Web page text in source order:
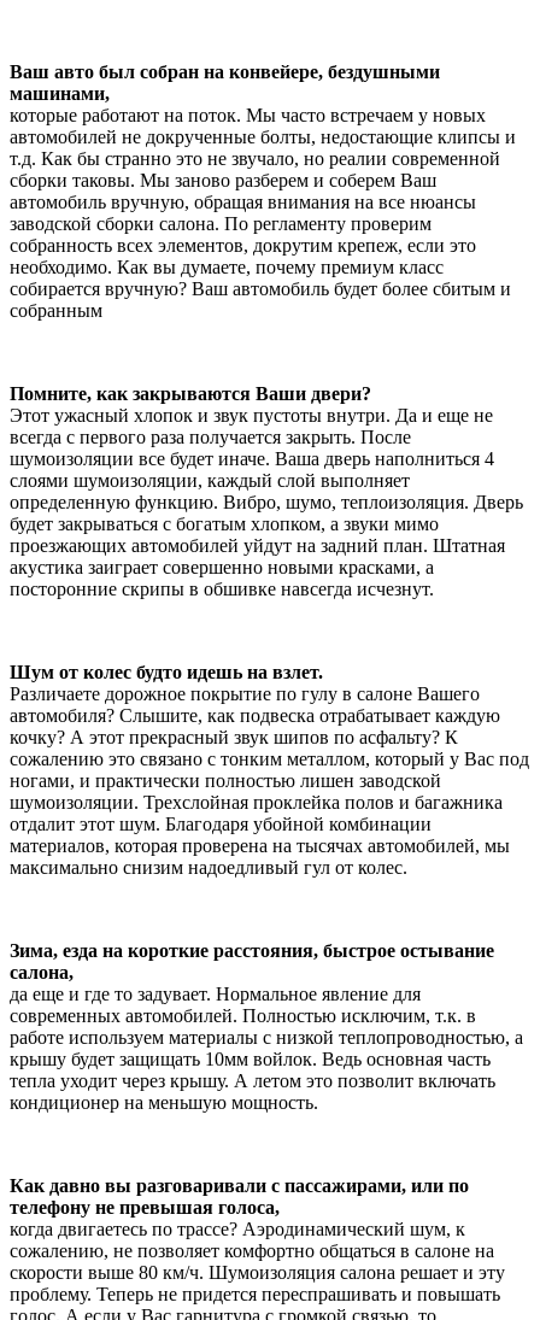
Ваш авто был собран на конвейере, бездушными
машинами,
которые работают на поток. Мы часто встречаем у новых
автомобилей не докрученные болты, недостающие клипсы и
т.д. Как бы странно это не звучало, но реалии современной
сборки таковы. Мы заново разберем и соберем Ваш
автомобиль вручную, обращая внимания на все нюансы
заводской сборки салона. По регламенту проверим
собранность всех элементов, докрутим крепеж, если это
необходимо. Как вы думаете, почему премиум класс
собирается вручную? Ваш автомобиль будет более сбитым и
собранным
Помните, как закрываются Ваши двери?
Этот ужасный хлопок и звук пустоты внутри. Да и еще не
всегда с первого раза получается закрыть. После
шумоизоляции все будет иначе. Ваша дверь наполниться 4
слоями шумоизоляции, каждый слой выполняет
определенную функцию. Вибро, шумо, теплоизоляция. Дверь
будет закрываться с богатым хлопком, а звуки мимо
проезжающих автомобилей уйдут на задний план. Штатная
акустика заиграет совершенно новыми красками, а
посторонние скрипы в обшивке навсегда исчезнут.
Шум от колес будто идешь на взлет.
Различаете дорожное покрытие по гулу в салоне Вашего
автомобиля? Слышите, как подвеска отрабатывает каждую
кочку? А этот прекрасный звук шипов по асфальту? К
сожалению это связано с тонким металлом, который у Вас под
ногами, и практически полностью лишен заводской
шумоизоляции. Трехслойная проклейка полов и багажника
отдалит этот шум. Благодаря убойной комбинации
материалов, которая проверена на тысячах автомобилей, мы
максимально снизим надоедливый гул от колес.
Зима, езда на короткие расстояния, быстрое остывание
салона,
да еще и где то задувает. Нормальное явление для
современных автомобилей. Полностью исключим, т.к. в
работе используем материалы с низкой теплопроводностью, а
крышу будет защищать 10мм войлок. Ведь основная часть
тепла уходит через крышу. А летом это позволит включать
кондиционер на меньшую мощность.
Как давно вы разговаривали с пассажирами, или по
телефону не превышая голоса,
когда двигаетесь по трассе? Аэродинамический шум, к
сожалению, не позволяет комфортно общаться в салоне на
скорости выше 80 км/ч. Шумоизоляция салона решает и эту
проблему. Теперь не придется переспрашивать и повышать
голос. А если у Вас гарнитура с громкой связью, то